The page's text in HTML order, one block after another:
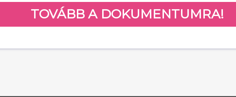
még nagyon kevesen járunk, de hiszem, hogy van
erőfeszítéseinknek, és felnő hamarosan egy
minőségügyet nem csak egy szükséges nyűgnek,
TOVÁBB A DOKUMENTUMRA!